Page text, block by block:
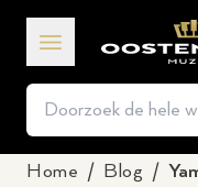
Home / Blog /